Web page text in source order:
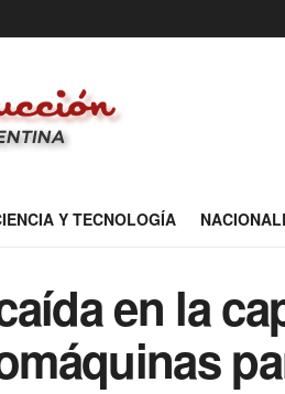
Y TECNOLOGÍA
en la